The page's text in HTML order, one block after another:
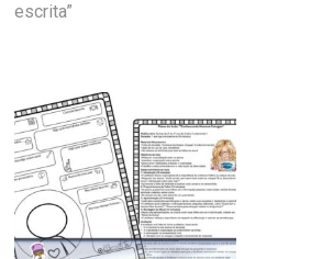
escrita”